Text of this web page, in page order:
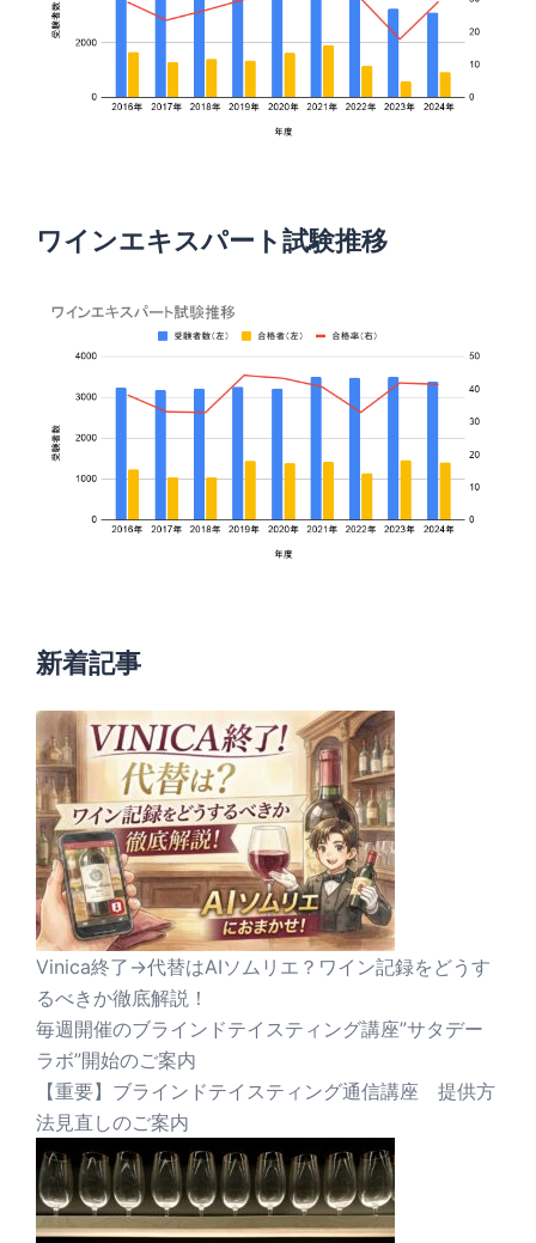
ワインエキスパート試験推移
新着記事
Vinica終了→代替はAIソムリエ？ワイン記録をどうす
るべきか徹底解説！
毎週開催のブラインドテイスティング講座”サタデー
ラボ”開始のご案内
【重要】ブラインドテイスティング通信講座 提供方
法見直しのご案内